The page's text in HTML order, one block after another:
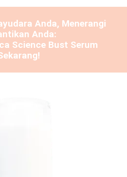
Anda, Menerangi
Anda:
Science Bust Serum